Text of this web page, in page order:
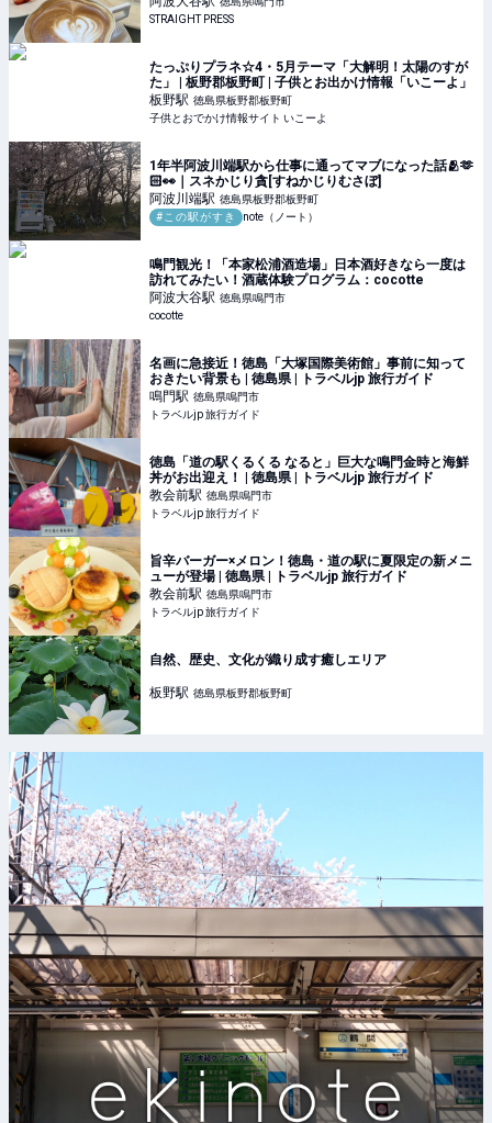
STRAIGHT PRESS
たっぷりプラネ☆4・5月テーマ「大解明！太陽のすが
た」 | 板野郡板野町 | 子供とお出かけ情報「いこーよ」
板野駅 徳島県板野郡板野町
子供とおでかけ情報サイト いこーよ
1年半阿波川端駅から仕事に通ってマブになった話🫂🫶
🏻👀｜スネかじり貪[すねかじりむさぼ]
阿波川端駅 徳島県板野郡板野町
#この駅がすき
note（ノート）
鳴門観光！「本家松浦酒造場」日本酒好きなら一度は
訪れてみたい！酒蔵体験プログラム：cocotte
阿波大谷駅 徳島県鳴門市
cocotte
名画に急接近！徳島「大塚国際美術館」事前に知って
おきたい背景も | 徳島県 | トラベルjp 旅行ガイド
鳴門駅 徳島県鳴門市
トラベルjp 旅行ガイド
徳島「道の駅くるくる なると」巨大な鳴門金時と海鮮
丼がお出迎え！ | 徳島県 | トラベルjp 旅行ガイド
教会前駅 徳島県鳴門市
トラベルjp 旅行ガイド
旨辛バーガー×メロン！徳島・道の駅に夏限定の新メニ
ューが登場 | 徳島県 | トラベルjp 旅行ガイド
教会前駅 徳島県鳴門市
トラベルjp 旅行ガイド
自然、歴史、文化が織り成す癒しエリア
板野駅 徳島県板野郡板野町